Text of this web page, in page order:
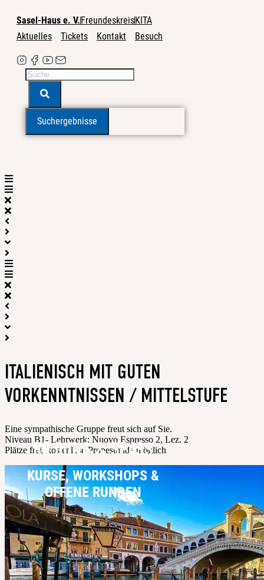
Inhalt
wechseln
Sasel-Haus e. V.FreundeskreisKITA
Aktuelles
Tickets Kontakt Besuch
Search
...
Suchergebnisse
BILDUNG & SPASS
KURSE, WORKSHOPS &
OFFENE RUNDEN
ITALIENISCH MIT GUTEN
VORKENNTNISSEN / MITTELSTUFE
Eine sympathische Gruppe freut sich auf Sie.
Niveau B1- Lehrwerk: Nuovo Espresso 2, Lez. 2
Plätze frei, kostenlose Probestunde möglich